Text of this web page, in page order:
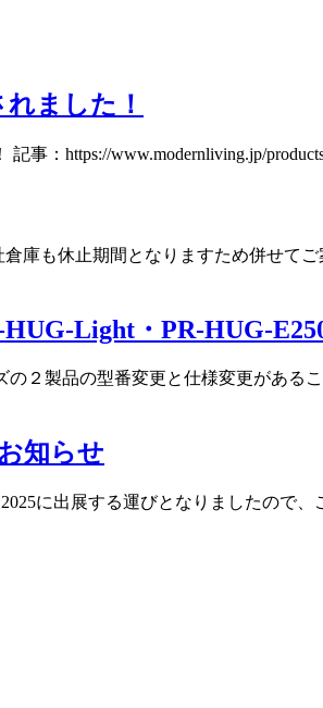
ました！
：https://www.modernliving.jp/
庫も休止期間となりますため併せて
Light・PR-HUG-
２製品の型番変更と仕様変更があ
知らせ
に出展する運びとなりましたので